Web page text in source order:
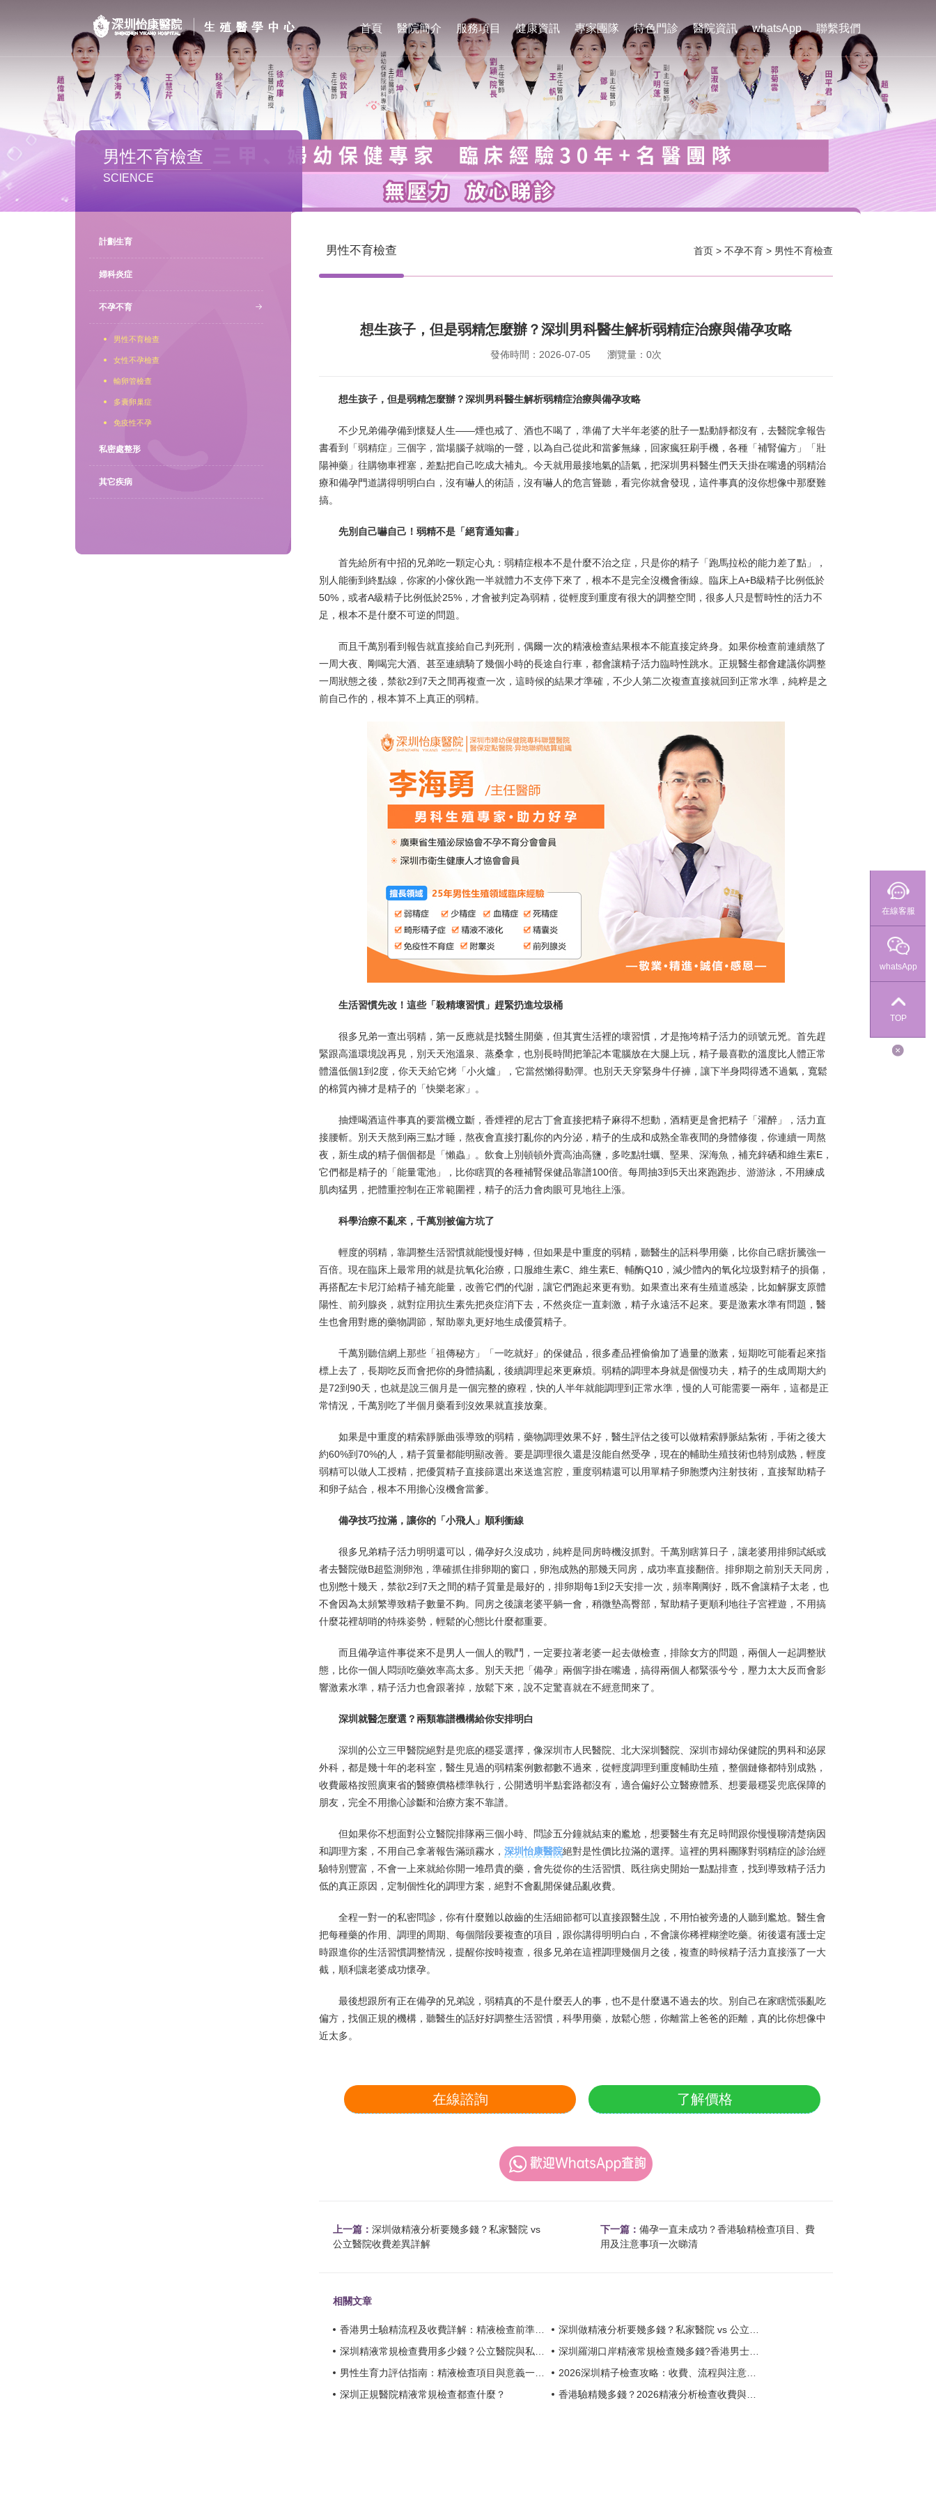
首頁 醫院簡介 服務項目 健康資訊 專家團隊 特色門診 醫院資訊 whatsApp 聯繫我們
醫院簡介
私密處整形
專家團隊
男性不育檢查
SCIENCE
計劃生育
婦科炎症
不孕不育
男性不育檢查
女性不孕檢查
輸卵管檢查
多囊卵巢症
免疫性不孕
私密處整形
其它疾病
男性不育檢查 首页 >不孕不育 > 男性不育檢查
想生孩子，但是弱精怎麼辦？深圳男科醫生解析弱精症治療與備孕攻略
發佈時間：2026-07-05 瀏覽量：0次
想生孩子，但是弱精怎麼辦？深圳男科醫生解析弱精症治療與備孕攻略
不少兄弟備孕備到懷疑人生——煙也戒了、酒也不喝了，準備了大半年老婆的肚子一點動靜都沒有，去醫院拿報告
書看到「弱精症」三個字，當場腦子就嗡的一聲，以為自己從此和當爹無緣，回家瘋狂刷手機，各種「補腎偏方」「壯
陽神藥」往購物車裡塞，差點把自己吃成大補丸。今天就用最接地氣的語氣，把深圳男科醫生們天天掛在嘴邊的弱精治
療和備孕門道講得明明白白，沒有嚇人的術語，沒有嚇人的危言聳聽，看完你就會發現，這件事真的沒你想像中那麼難
搞。
先別自己嚇自己！弱精不是「絕育通知書」
首先給所有中招的兄弟吃一顆定心丸：弱精症根本不是什麼不治之症，只是你的精子「跑馬拉松的能力差了點」，
別人能衝到終點線，你家的小傢伙跑一半就體力不支停下來了，根本不是完全沒機會衝線。臨床上A+B級精子比例低於
50%，或者A級精子比例低於25%，才會被判定為弱精，從輕度到重度有很大的調整空間，很多人只是暫時性的活力不
足，根本不是什麼不可逆的問題。
而且千萬別看到報告就直接給自己判死刑，偶爾一次的精液檢查結果根本不能直接定終身。如果你檢查前連續熬了
一周大夜、剛喝完大酒、甚至連續騎了幾個小時的長途自行車，都會讓精子活力臨時性跳水。正規醫生都會建議你調整
一周狀態之後，禁欲2到7天之間再複查一次，這時候的結果才準確，不少人第二次複查直接就回到正常水準，純粹是之
前自己作的，根本算不上真正的弱精。
生活習慣先改！這些「殺精壞習慣」趕緊扔進垃圾桶
很多兄弟一查出弱精，第一反應就是找醫生開藥，但其實生活裡的壞習慣，才是拖垮精子活力的頭號元兇。首先趕
緊跟高溫環境說再見，別天天泡溫泉、蒸桑拿，也別長時間把筆記本電腦放在大腿上玩，精子最喜歡的溫度比人體正常
體溫低個1到2度，你天天給它烤「小火爐」，它當然懶得動彈。也別天天穿緊身牛仔褲，讓下半身悶得透不過氣，寬鬆
的棉質內褲才是精子的「快樂老家」。
抽煙喝酒這件事真的要當機立斷，香煙裡的尼古丁會直接把精子麻得不想動，酒精更是會把精子「灌醉」，活力直
接腰斬。別天天熬到兩三點才睡，熬夜會直接打亂你的內分泌，精子的生成和成熟全靠夜間的身體修復，你連續一周熬
夜，新生成的精子個個都是「懶蟲」。飲食上別頓頓外賣高油高鹽，多吃點牡蠣、堅果、深海魚，補充鋅硒和維生素E，
它們都是精子的「能量電池」，比你瞎買的各種補腎保健品靠譜100倍。每周抽3到5天出來跑跑步、游游泳，不用練成
肌肉猛男，把體重控制在正常範圍裡，精子的活力會肉眼可見地往上漲。
科學治療不亂來，千萬別被偏方坑了
輕度的弱精，靠調整生活習慣就能慢慢好轉，但如果是中重度的弱精，聽醫生的話科學用藥，比你自己瞎折騰強一
百倍。現在臨床上最常用的就是抗氧化治療，口服維生素C、維生素E、輔酶Q10，減少體內的氧化垃圾對精子的損傷，
再搭配左卡尼汀給精子補充能量，改善它們的代謝，讓它們跑起來更有勁。如果查出來有生殖道感染，比如解脲支原體
陽性、前列腺炎，就對症用抗生素先把炎症消下去，不然炎症一直刺激，精子永遠活不起來。要是激素水準有問題，醫
生也會用對應的藥物調節，幫助睾丸更好地生成優質精子。
千萬別聽信網上那些「祖傳秘方」「一吃就好」的保健品，很多產品裡偷偷加了過量的激素，短期吃可能看起來指
標上去了，長期吃反而會把你的身體搞亂，後續調理起來更麻煩。弱精的調理本身就是個慢功夫，精子的生成周期大約
是72到90天，也就是說三個月是一個完整的療程，快的人半年就能調理到正常水準，慢的人可能需要一兩年，這都是正
常情況，千萬別吃了半個月藥看到沒效果就直接放棄。
如果是中重度的精索靜脈曲張導致的弱精，藥物調理效果不好，醫生評估之後可以做精索靜脈結紮術，手術之後大
約60%到70%的人，精子質量都能明顯改善。要是調理很久還是沒能自然受孕，現在的輔助生殖技術也特別成熟，輕度
弱精可以做人工授精，把優質精子直接篩選出來送進宮腔，重度弱精還可以用單精子卵胞漿內注射技術，直接幫助精子
和卵子結合，根本不用擔心沒機會當爹。
備孕技巧拉滿，讓你的「小飛人」順利衝線
很多兄弟精子活力明明還可以，備孕好久沒成功，純粹是同房時機沒抓對。千萬別瞎算日子，讓老婆用排卵試紙或
者去醫院做B超監測卵泡，準確抓住排卵期的窗口，卵泡成熟的那幾天同房，成功率直接翻倍。排卵期之前別天天同房，
也別憋十幾天，禁欲2到7天之間的精子質量是最好的，排卵期每1到2天安排一次，頻率剛剛好，既不會讓精子太老，也
不會因為太頻繁導致精子數量不夠。同房之後讓老婆平躺一會，稍微墊高臀部，幫助精子更順利地往子宮裡遊，不用搞
什麼花裡胡哨的特殊姿勢，輕鬆的心態比什麼都重要。
而且備孕這件事從來不是男人一個人的戰鬥，一定要拉著老婆一起去做檢查，排除女方的問題，兩個人一起調整狀
態，比你一個人悶頭吃藥效率高太多。別天天把「備孕」兩個字掛在嘴邊，搞得兩個人都緊張兮兮，壓力太大反而會影
響激素水準，精子活力也會跟著掉，放鬆下來，說不定驚喜就在不經意間來了。
深圳就醫怎麼選？兩類靠譜機構給你安排明白
深圳的公立三甲醫院絕對是兜底的穩妥選擇，像深圳市人民醫院、北大深圳醫院、深圳市婦幼保健院的男科和泌尿
外科，都是幾十年的老科室，醫生見過的弱精案例數都數不過來，從輕度調理到重度輔助生殖，整個鏈條都特別成熟，
收費嚴格按照廣東省的醫療價格標準執行，公開透明半點套路都沒有，適合偏好公立醫療體系、想要最穩妥兜底保障的
朋友，完全不用擔心診斷和治療方案不靠譜。
但如果你不想面對公立醫院排隊兩三個小時、問診五分鐘就結束的尷尬，想要醫生有充足時間跟你慢慢聊清楚病因
和調理方案，不用自己拿著報告滿頭霧水， 深圳怡康醫院絕對是性價比拉滿的選擇。這裡的男科團隊對弱精症的診治經
驗特別豐富，不會一上來就給你開一堆昂貴的藥，會先從你的生活習慣、既往病史開始一點點排查，找到導致精子活力
低的真正原因，定制個性化的調理方案，絕對不會亂開保健品亂收費。
全程一對一的私密問診，你有什麼難以啟齒的生活細節都可以直接跟醫生說，不用怕被旁邊的人聽到尷尬。醫生會
把每種藥的作用、調理的周期、每個階段要複查的項目，跟你講得明明白白，不會讓你稀裡糊塗吃藥。術後還有護士定
時跟進你的生活習慣調整情況，提醒你按時複查，很多兄弟在這裡調理幾個月之後，複查的時候精子活力直接漲了一大
截，順利讓老婆成功懷孕。
最後想跟所有正在備孕的兄弟說，弱精真的不是什麼丟人的事，也不是什麼邁不過去的坎。別自己在家瞎慌張亂吃
偏方，找個正規的機構，聽醫生的話好好調整生活習慣，科學用藥，放鬆心態，你離當上爸爸的距離，真的比你想像中
近太多。
在線諮詢 了解價格
上一篇： 深圳做精液分析要幾多錢？私家醫院 vs
公立醫院收費差異詳解
下一篇： 備孕一直未成功？香港驗精檢查項目、費
用及注意事項一次睇清
相關文章
香港男士驗精流程及收費詳解：精液檢查前準備、禁慾時間及結果分析？
深圳做精液分析要幾多錢？私家醫院 vs 公立醫院收費差異詳解？
深圳精液常規檢查費用多少錢？公立醫院與私立機構價格對比？
深圳羅湖口岸精液常規檢查幾多錢?香港男士北上驗精攻略？
男性生育力評估指南：精液檢查項目與意義一次看懂？
2026深圳精子檢查攻略：收費、流程與注意事項？
深圳正規醫院精液常規檢查都查什麼？
香港驗精幾多錢？2026精液分析檢查收費與流程一次睇清？
在線客服
whatsApp
TOP